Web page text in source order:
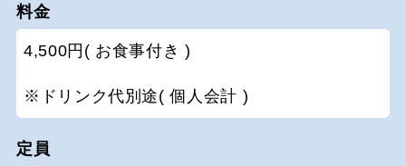
料金
4,500円( お食事付き )
※ドリンク代別途( 個人会計 )
定員